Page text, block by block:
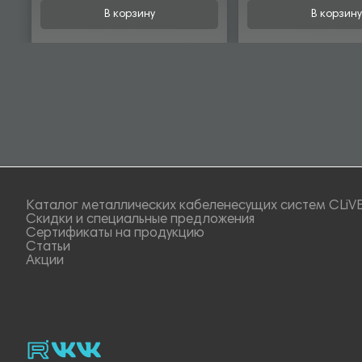
В корзину В корзину
Каталог металлических кабеленесущих систем CLiVE
Скидки и специальные предложения
Сертификаты на продукцию
Статьи
Акции
rutubevk_video.
Vk.